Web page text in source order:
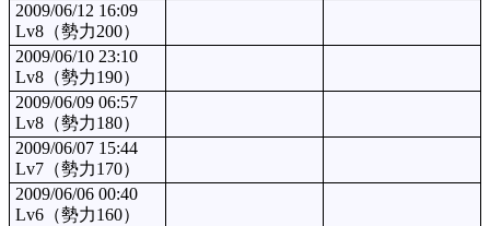
2009/06/12 16:09
Lv8（勢力200）
2009/06/10 23:10
Lv8（勢力190）
2009/06/09 06:57
Lv8（勢力180）
2009/06/07 15:44
Lv7（勢力170）
2009/06/06 00:40
Lv6（勢力160）